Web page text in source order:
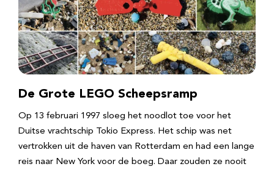
De Grote LEGO Scheepsramp
Op 13 februari 1997 sloeg het noodlot toe voor het
Duitse vrachtschip Tokio Express. Het schip was net
vertrokken uit de haven van Rotterdam en had een lange
reis naar New York voor de boeg. Daar zouden ze nooit